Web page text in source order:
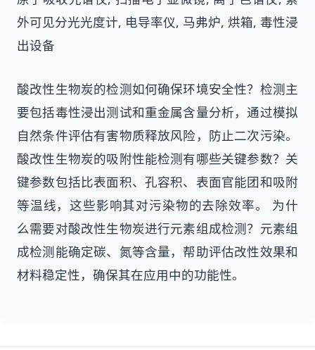
外可见分光光度计, 电导率仪, 马弗炉, 烘箱, 毒性浸
出设备
酸改性生物炭的检测如何确保环境安全性？检测主
要包括毒性浸出测试和重金属含量分析，通过模拟
自然条件评估有害物质释放风险，防止二次污染。
酸改性生物炭的吸附性能检测有哪些关键参数？关
键参数包括比表面积、孔容积、表面官能团和吸附
等温线，这些影响其对污染物的去除效率。 为什
么需要对酸改性生物炭进行元素组成检测？元素组
成检测能确定碳、氮等含量，帮助评估改性效果和
材料稳定性，确保其在应用中的功能性。